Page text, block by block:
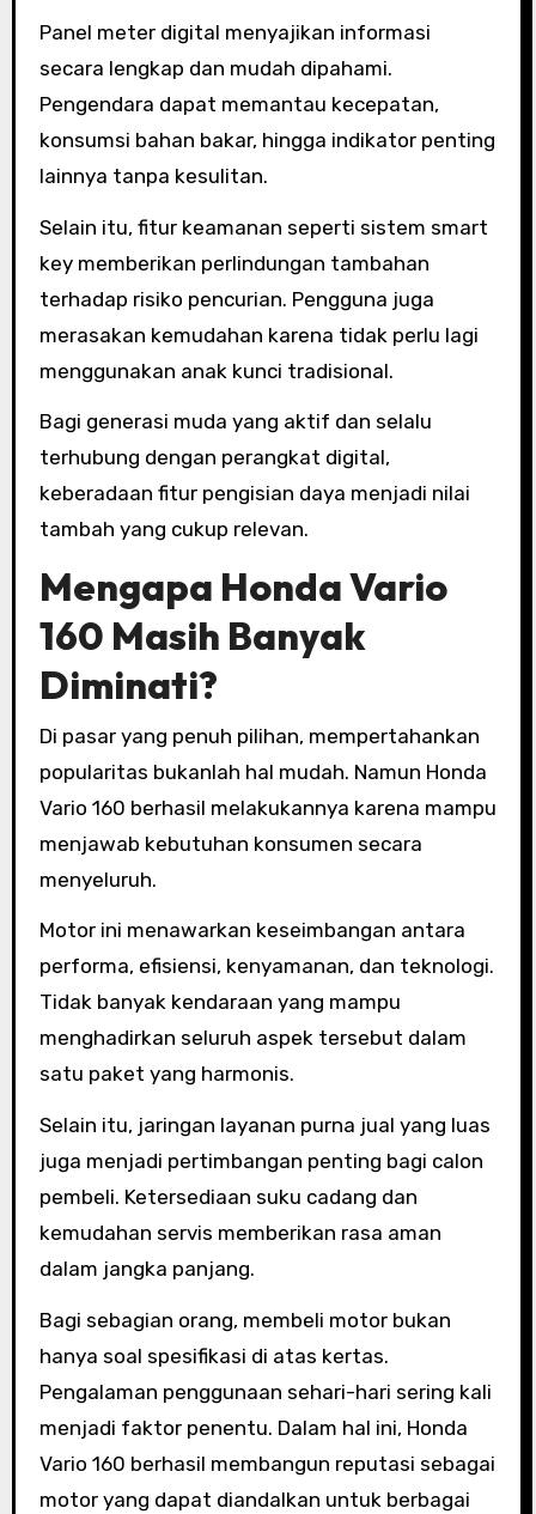
Panel meter digital menyajikan informasi
secara lengkap dan mudah dipahami.
Pengendara dapat memantau kecepatan,
konsumsi bahan bakar, hingga indikator penting
lainnya tanpa kesulitan.
Selain itu, fitur keamanan seperti sistem smart
key memberikan perlindungan tambahan
terhadap risiko pencurian. Pengguna juga
merasakan kemudahan karena tidak perlu lagi
menggunakan anak kunci tradisional.
Bagi generasi muda yang aktif dan selalu
terhubung dengan perangkat digital,
keberadaan fitur pengisian daya menjadi nilai
tambah yang cukup relevan.
Mengapa Honda Vario
160 Masih Banyak
Diminati?
Di pasar yang penuh pilihan, mempertahankan
popularitas bukanlah hal mudah. Namun Honda
Vario 160 berhasil melakukannya karena mampu
menjawab kebutuhan konsumen secara
menyeluruh.
Motor ini menawarkan keseimbangan antara
performa, efisiensi, kenyamanan, dan teknologi.
Tidak banyak kendaraan yang mampu
menghadirkan seluruh aspek tersebut dalam
satu paket yang harmonis.
Selain itu, jaringan layanan purna jual yang luas
juga menjadi pertimbangan penting bagi calon
pembeli. Ketersediaan suku cadang dan
kemudahan servis memberikan rasa aman
dalam jangka panjang.
Bagi sebagian orang, membeli motor bukan
hanya soal spesifikasi di atas kertas.
Pengalaman penggunaan sehari-hari sering kali
menjadi faktor penentu. Dalam hal ini, Honda
Vario 160 berhasil membangun reputasi sebagai
motor yang dapat diandalkan untuk berbagai